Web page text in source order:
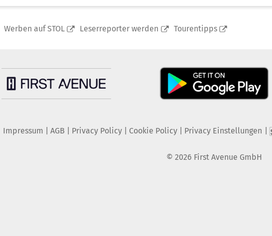
Werben auf STOL Leserreporter werden Tourentipps
Impressum AGB Privacy Policy| Cookie Policy| Privacy Einstellungen
© 2026 First Avenue GmbH